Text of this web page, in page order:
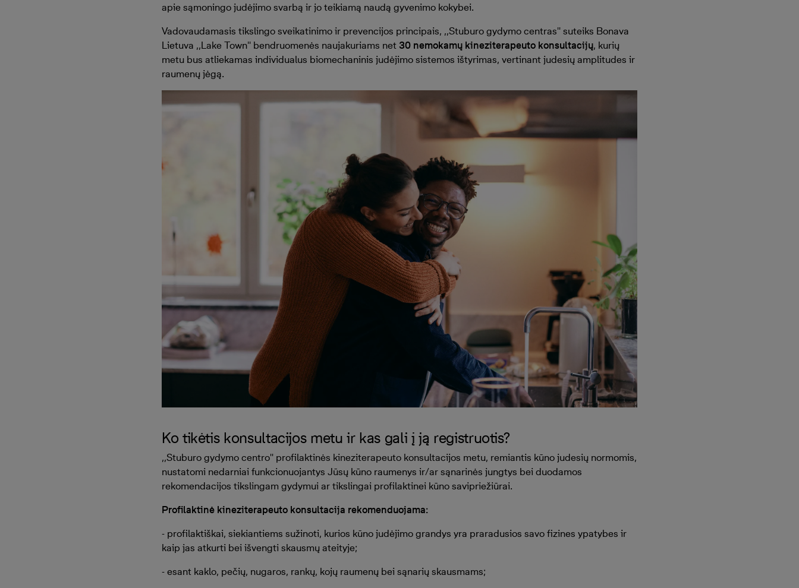
apie sąmoningo judėjimo svarbą ir jo teikiamą naudą gyvenimo kokybei.
Vadovaudamasis tikslingo sveikatinimo ir prevencijos principais, ,,Stuburo gydymo centras'' suteiks Bonava
Lietuva ,,Lake Town'' bendruomenės naujakuriams net 30 nemokamų kineziterapeuto konsultacijų, kurių
metu bus atliekamas individualus biomechaninis judėjimo sistemos ištyrimas, vertinant judesių amplitudes ir
raumenų jėgą.
Ko tikėtis konsultacijos metu ir kas gali į ją registruotis?
,,Stuburo gydymo centro'' profilaktinės kineziterapeuto konsultacijos metu, remiantis kūno judesių normomis,
nustatomi nedarniai funkcionuojantys Jūsų kūno raumenys ir/ar sąnarinės jungtys bei duodamos
rekomendacijos tikslingam gydymui ar tikslingai profilaktinei kūno savipriežiūrai.
Profilaktinė kineziterapeuto konsultacija rekomenduojama:
- profilaktiškai, siekiantiems sužinoti, kurios kūno judėjimo grandys yra praradusios savo fizines ypatybes ir
kaip jas atkurti bei išvengti skausmų ateityje;
- esant kaklo, pečių, nugaros, rankų, kojų raumenų bei sąnarių skausmams;